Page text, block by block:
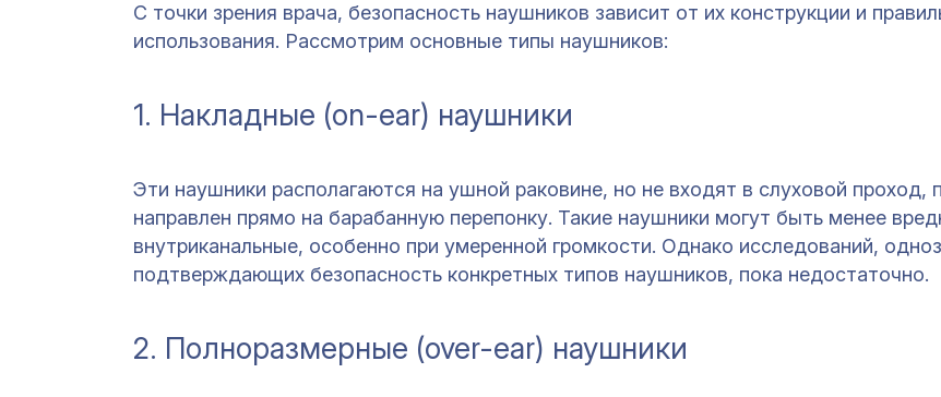
С точки зрения врача, безопасность наушников зависит от их конструкции и
использования. Рассмотрим основные типы наушников:
1. Накладные (on-ear) наушники
Эти наушники располагаются на ушной раковине, но не входят в слуховой проход,
направлен прямо на барабанную перепонку. Такие наушники могут быть менее
внутриканальные, особенно при умеренной громкости. Однако исследований,
подтверждающих безопасность конкретных типов наушников, пока недостаточно.
2. Полноразмерные (over-ear) наушники